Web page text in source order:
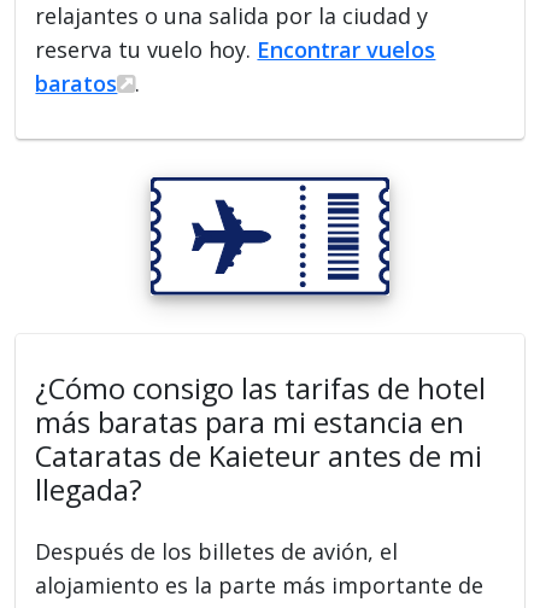
relajantes o una salida por la ciudad y
reserva tu vuelo hoy. Encontrar vuelos
baratos
.
¿Cómo consigo las tarifas de hotel
más baratas para mi estancia en
Cataratas de Kaieteur antes de mi
llegada?
Después de los billetes de avión, el
alojamiento es la parte más importante de